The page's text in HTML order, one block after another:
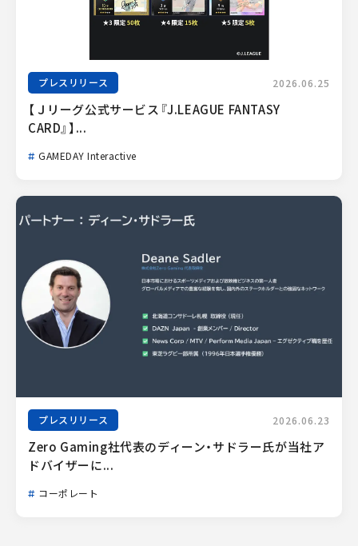
プレスリリース 2026.06.25
【Ｊリーグ公式サービス『J.LEAGUE FANTASY
CARD』】...
GAMEDAY Interactive
プレスリリース 2026.06.23
Zero Gaming社代表のディーン・サドラー氏が当社ア
ドバイザーに...
コーポレート